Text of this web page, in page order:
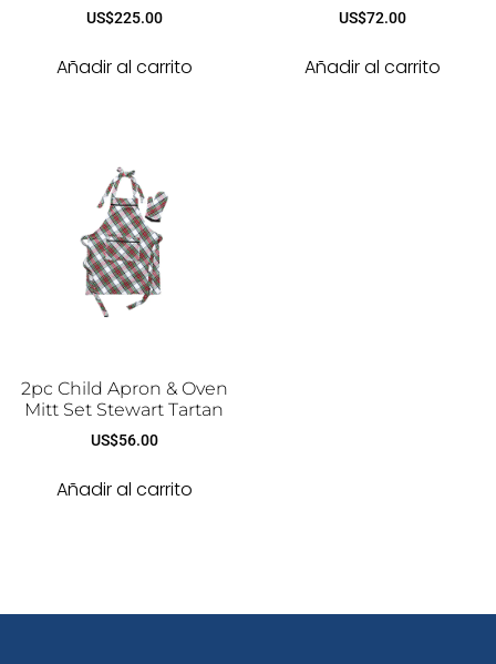
US$225.00
Añadir al carrito
US$72.00
Añadir al carrito
2pc Child Apron & Oven
Mitt Set Stewart Tartan
US$56.00
Añadir al carrito